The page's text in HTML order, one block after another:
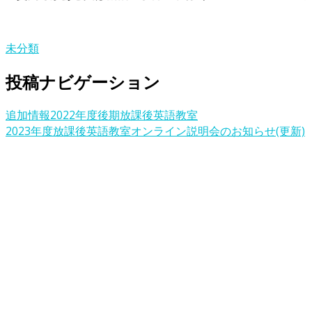
未分類
投稿ナビゲーション
追加情報2022年度後期放課後英語教室
2023年度放課後英語教室オンライン説明会のお知らせ(更新)